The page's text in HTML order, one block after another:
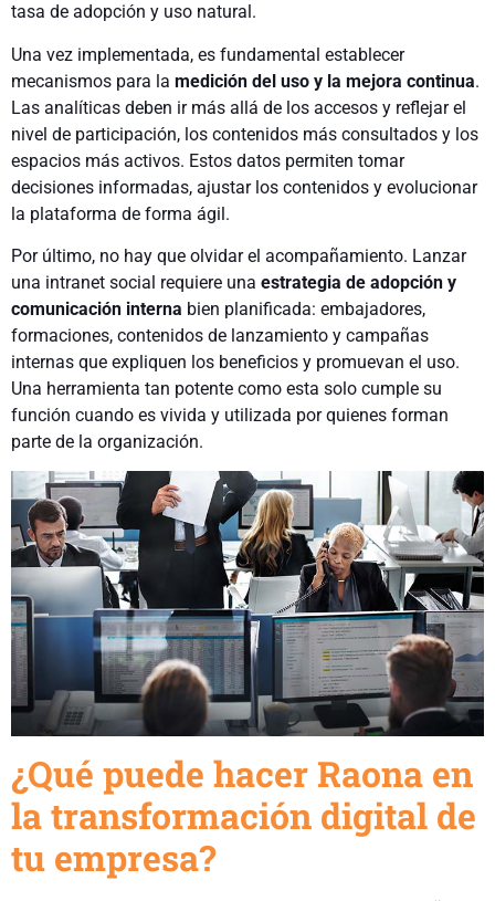
tasa de adopción y uso natural.
Una vez implementada, es fundamental establecer
mecanismos para la medición del uso y la mejora continua.
Las analíticas deben ir más allá de los accesos y reflejar el
nivel de participación, los contenidos más consultados y los
espacios más activos. Estos datos permiten tomar
decisiones informadas, ajustar los contenidos y evolucionar
la plataforma de forma ágil.
Por último, no hay que olvidar el acompañamiento. Lanzar
una intranet social requiere una estrategia de adopción y
comunicación interna bien planificada: embajadores,
formaciones, contenidos de lanzamiento y campañas
internas que expliquen los beneficios y promuevan el uso.
Una herramienta tan potente como esta solo cumple su
función cuando es vivida y utilizada por quienes forman
parte de la organización.
¿Qué puede hacer Raona en
la transformación digital de
tu empresa?